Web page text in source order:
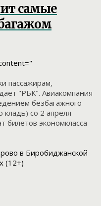
самые
пассажирам,
"РБК". Авиакомпания
безбагажного
кладь) со 2 апреля
экономкласса